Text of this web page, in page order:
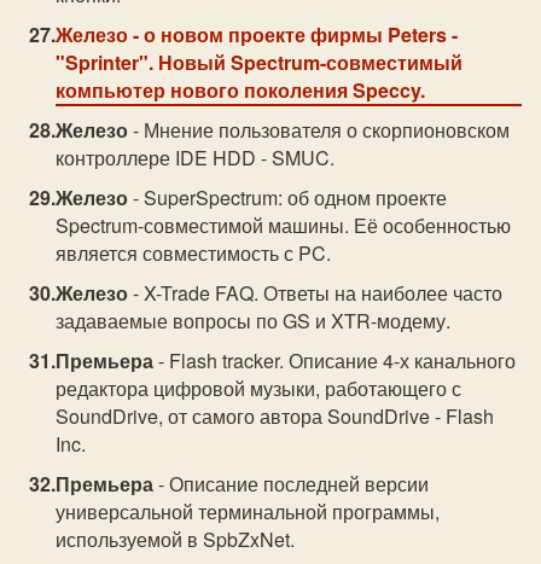
Железо- о новом проекте фирмы Peters -
"Sprinter". Новый Spectrum-совместимый
компьютер нового поколения Speccy.
Железо- Мнение пользователя о скорпионовском
контроллере IDE HDD - SMUC.
Железо- SuperSpectrum: об одном проекте
Spectrum-совместимой машины. Её особенностью
является совместимость с PC.
Железо- X-Trade FAQ. Ответы на наиболее часто
задаваемые вопросы по GS и XTR-модему.
Премьера- Flash tracker. Описание 4-х канального
редактора цифровой музыки, работающего с
SoundDrive, от самого автора SoundDrive - Flash
Inc.
Премьера- Описание последней версии
универсальной терминальной программы,
используемой в SpbZxNet.